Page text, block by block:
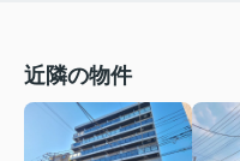
近隣の物件